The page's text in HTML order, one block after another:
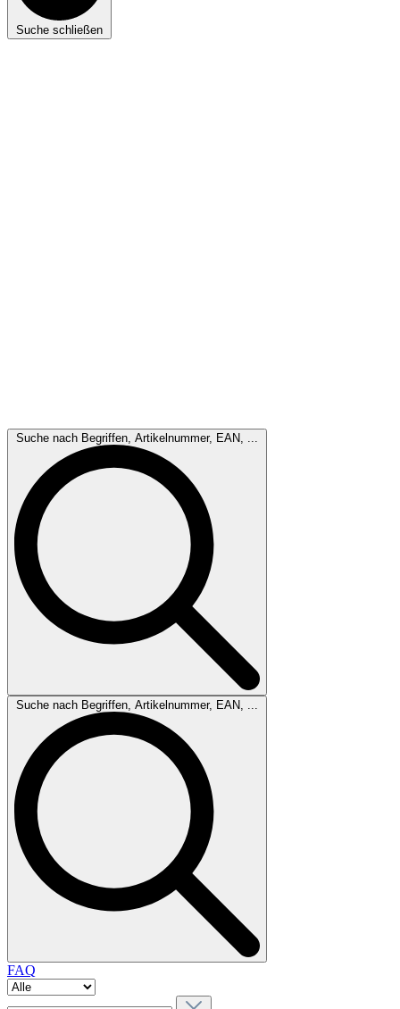
Suche schließen
Suche nach Begriffen, Artikelnummer, EAN, ...
Suche nach Begriffen, Artikelnummer, EAN, ...
FAQ